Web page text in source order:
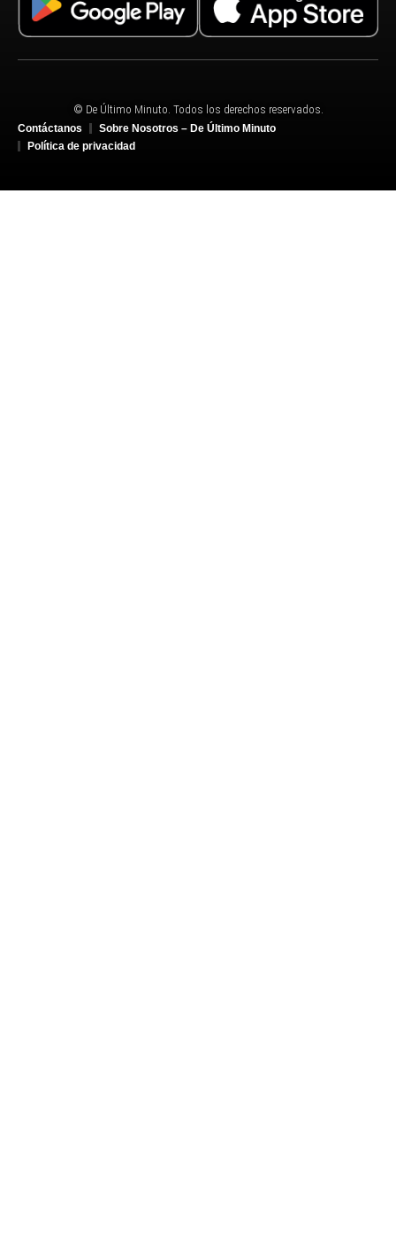
© De Último Minuto. Todos los derechos reservados.
Contáctanos
Sobre Nosotros – De Último Minuto
Política de privacidad